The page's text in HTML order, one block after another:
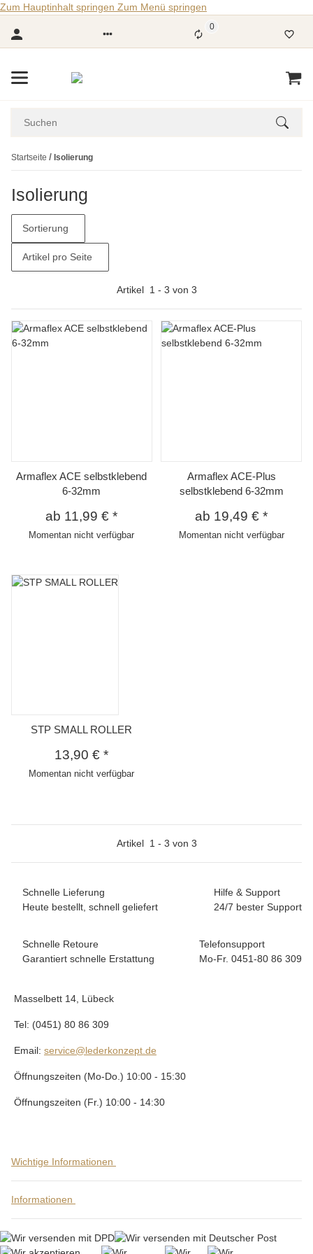
Zum Hauptinhalt springen Zum Menü springen
0
Startseite Isolierung
Isolierung
Sortierung
Artikel pro Seite
Artikel 1 - 3 von 3
Armaflex ACE selbstklebend
6-32mm
ab 11,99 €*
Momentan nicht verfügbar
Armaflex ACE-Plus
selbstklebend 6-32mm
ab 19,49 €*
Momentan nicht verfügbar
STP SMALL ROLLER
13,90 €*
Momentan nicht verfügbar
Artikel 1 - 3 von 3
Schnelle Lieferung
Heute bestellt, schnell geliefert
Hilfe & Support
24/7 bester Support
Schnelle Retoure
Garantiert schnelle Erstattung
Telefonsupport
Mo-Fr. 0451-80 86 309
Masselbett 14, Lübeck
Tel: (0451) 80 86 309
Email: service@lederkonzept.de
Öffnungszeiten (Mo-Do.) 10:00 - 15:30
Öffnungszeiten (Fr.) 10:00 - 14:30
Wichtige Informationen
Informationen